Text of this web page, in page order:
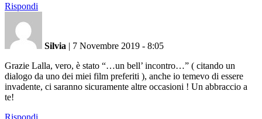
Rispondi
Silvia | 7 Novembre 2019 - 8:05
Grazie Lalla, vero, è stato “…un bell’ incontro…” ( citando un
dialogo da uno dei miei film preferiti ), anche io temevo di essere
invadente, ci saranno sicuramente altre occasioni ! Un abbraccio a
te!
Rispondi